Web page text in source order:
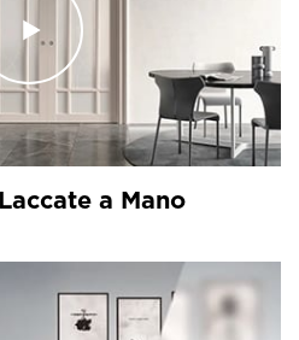
a Mano